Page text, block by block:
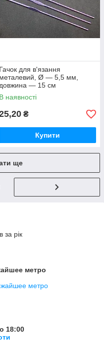
Гачок для в'язання
металевий, Ø — 5,5 мм,
довжина — 15 см
В наявності
₴
Купити
ще
за рік
метро
метро
18:00